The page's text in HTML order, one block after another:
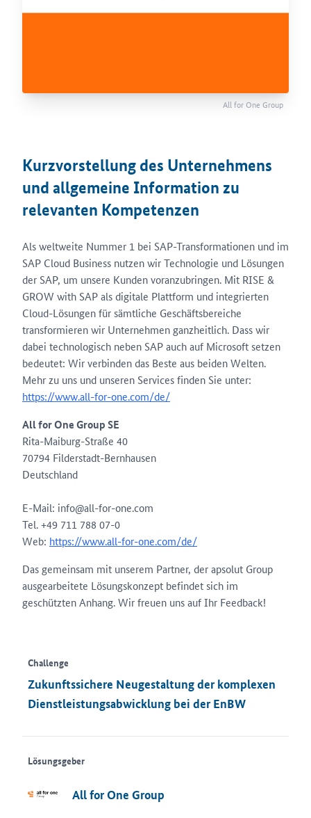
All for One Group
Kurzvorstellung des Unternehmens
und allgemeine Information zu
relevanten Kompetenzen
Als weltweite Nummer 1 bei SAP-Transformationen und im
SAP Cloud Business nutzen wir Technologie und Lösungen
der SAP, um unsere Kunden voranzubringen. Mit RISE &
GROW with SAP als digitale Plattform und integrierten
Cloud-Lösungen für sämtliche Geschäftsbereiche
transformieren wir Unternehmen ganzheitlich. Dass wir
dabei technologisch neben SAP auch auf Microsoft setzen
bedeutet: Wir verbinden das Beste aus beiden Welten.
Mehr zu uns und unseren Services finden Sie unter:
https://www.all-for-one.com/de/
All for One Group SE
Rita-Maiburg-Straße 40
70794 Filderstadt-Bernhausen
Deutschland
E-Mail: info@all-for-one.com
Tel. +49 711 788 07-0
Web: https://www.all-for-one.com/de/
Das gemeinsam mit unserem Partner, der apsolut Group
ausgearbeitete Lösungskonzept befindet sich im
geschützten Anhang. Wir freuen uns auf Ihr Feedback!
Challenge
Zukunftssichere Neugestaltung der komplexen
Dienstleistungsabwicklung bei der EnBW
Lösungsgeber
All for One Group